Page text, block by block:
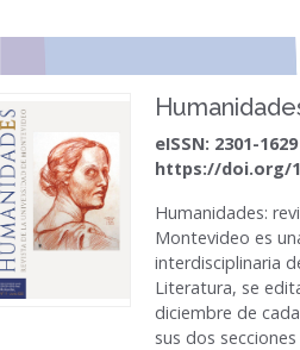
eISSN: 2301-
https://doi.org/
Humanidades:
Montevideo es
interdisciplinaria
Literatura, se
diciembre de
sus dos